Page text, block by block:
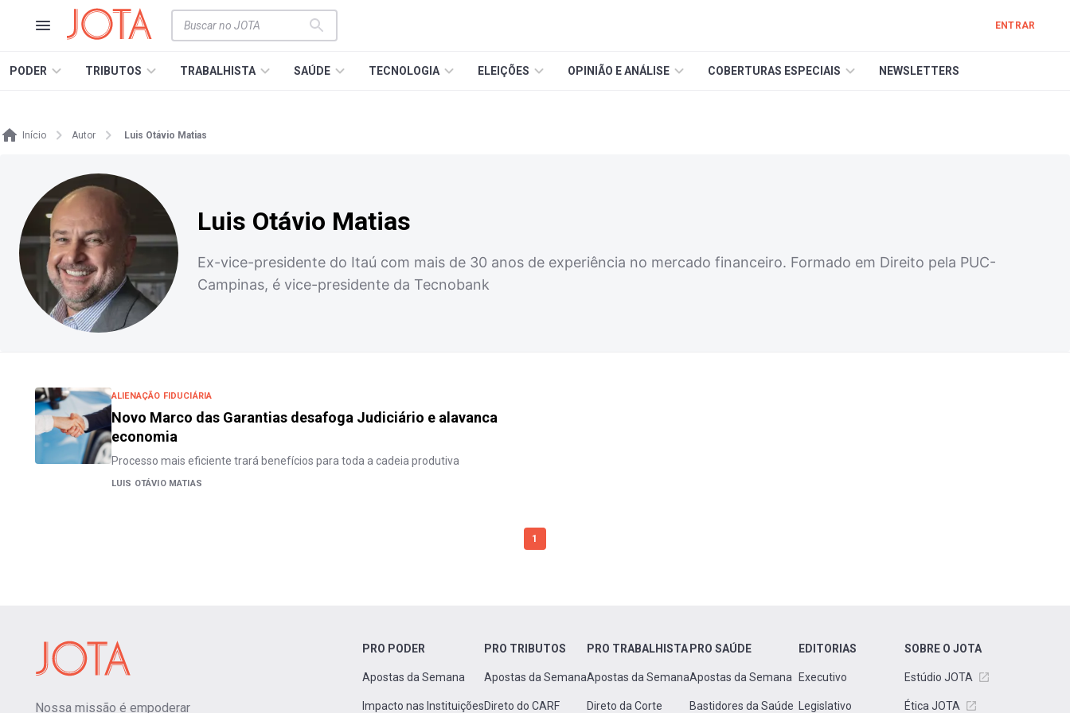
ENTRAR
PODER TRIBUTOS TRABALHISTA SAÚDE TECNOLOGIA ELEIÇÕES OPINIÃO E ANÁLISE COBERTURAS ESPECIAIS NEWSLETTERS
Início Autor Luis Otávio Matias
Luis Otávio Matias
Ex-vice-presidente do Itaú com mais de 30 anos de experiência no mercado financeiro. Formado em Direito pela PUC-
Campinas, é vice-presidente da Tecnobank
ALIENAÇÃO FIDUCIÁRIA
Novo Marco das Garantias desafoga Judiciário e alavanca
economia
Processo mais eficiente trará benefícios para toda a cadeia produtiva
LUIS OTÁVIO MATIAS
1
Nossa missão é empoderar
PRO PODER
Apostas da Semana
Impacto nas Instituições
PRO TRIBUTOS
Apostas da Semana
Direto do CARF
PRO TRABALHISTA
Apostas da Semana
Direto da Corte
PRO SAÚDE
Apostas da Semana
Bastidores da Saúde
EDITORIAS
Executivo
Legislativo
SOBRE O JOTA
Estúdio JOTA
Ética JOTA